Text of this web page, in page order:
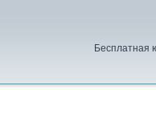
Бесплатная